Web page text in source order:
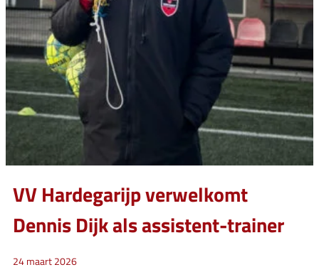
VV Hardegarijp verwelkomt
Dennis Dijk als assistent-trainer
24 maart 2026